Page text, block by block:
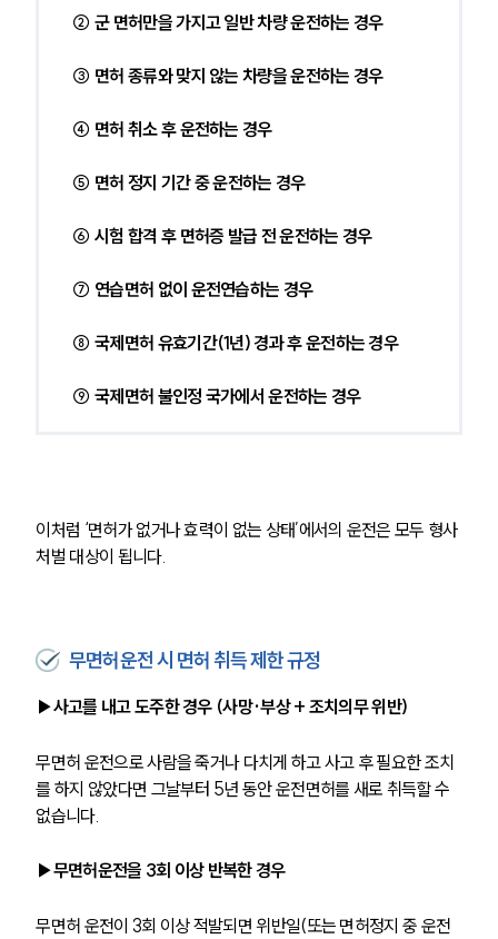
② 군 면허만을 가지고 일반 차량 운전하는 경우
③ 면허 종류와 맞지 않는 차량을 운전하는 경우
④ 면허 취소 후 운전하는 경우
⑤ 면허 정지 기간 중 운전하는 경우
⑥ 시험 합격 후 면허증 발급 전 운전하는 경우
⑦ 연습면허 없이 운전연습하는 경우
⑧ 국제면허 유효기간(1년) 경과 후 운전하는 경우
⑨ 국제면허 불인정 국가에서 운전하는 경우
이처럼 ‘면허가 없거나 효력이 없는 상태’에서의 운전은 모두 형사
처벌 대상이 됩니다.
무면허운전 시 면허 취득 제한 규정
▶사고를 내고 도주한 경우 (사망·부상 + 조치의무 위반)
무면허 운전으로 사람을 죽거나 다치게 하고 사고 후 필요한 조치
를 하지 않았다면 그날부터 5년 동안 운전면허를 새로 취득할 수
없습니다.
▶무면허운전을 3회 이상 반복한 경우
무면허 운전이 3회 이상 적발되면 위반일(또는 면허정지 중 운전